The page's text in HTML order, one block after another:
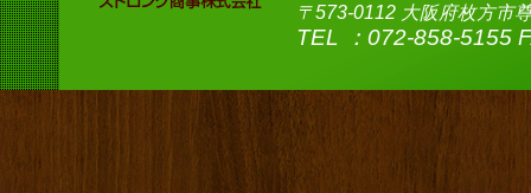
〒573-0112 大阪府枚方市
TEL ：072-858-5155